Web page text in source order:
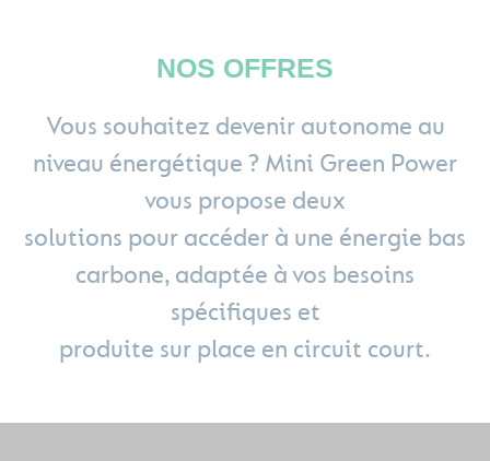
NOS OFFRES
Vous souhaitez devenir autonome au
niveau énergétique ? Mini Green Power
vous propose deux
solutions pour accéder à une énergie bas
carbone, adaptée à vos besoins
spécifiques et
produite sur place en circuit court.